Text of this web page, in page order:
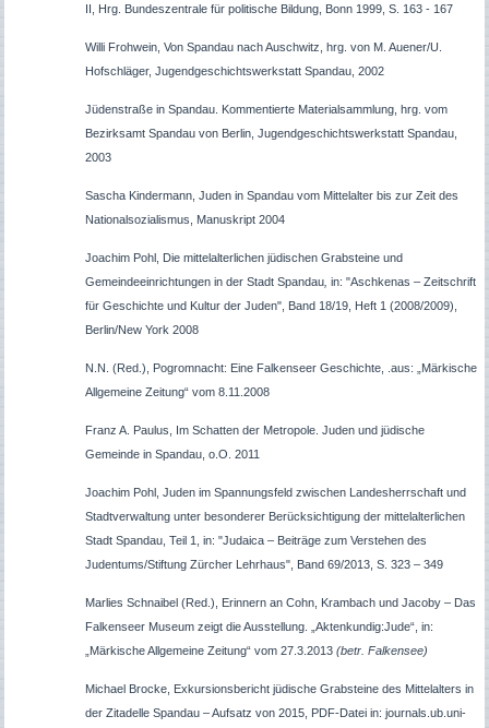
II, Hrg. Bundeszentrale für politische Bildung, Bonn 1999, S. 163 - 167
Willi Frohwein, Von Spandau nach Auschwitz, hrg. von M. Auener/U.
Hofschläger, Jugendgeschichtswerkstatt Spandau, 2002
Jüdenstraße in Spandau. Kommentierte Materialsammlung, hrg. vom
Bezirksamt Spandau von Berlin, Jugendgeschichtswerkstatt Spandau,
2003
Sascha Kindermann, Juden in Spandau vom Mittelalter bis zur Zeit des
Nationalsozialismus, Manuskript 2004
Joachim Pohl, Die mittelalterlichen jüdischen Grabsteine und
Gemeindeeinrichtungen in der Stadt Spandau, in: "Aschkenas – Zeitschrift
für Geschichte und Kultur der Juden", Band 18/19, Heft 1 (2008/2009),
Berlin/New York 2008
N.N. (Red.), Pogromnacht: Eine Falkenseer Geschichte, .aus: „Märkische
Allgemeine Zeitung“ vom 8.11.2008
Franz A. Paulus, Im Schatten der Metropole. Juden und jüdische
Gemeinde in Spandau, o.O. 2011
Joachim Pohl, Juden im Spannungsfeld zwischen Landesherrschaft und
Stadtverwaltung unter besonderer Berücksichtigung der mittelalterlichen
Stadt Spandau, Teil 1, in: "Judaica – Beiträge zum Verstehen des
Judentums/Stiftung Zürcher Lehrhaus", Band 69/2013, S. 323 – 349
Marlies Schnaibel (Red.), Erinnern an Cohn, Krambach und Jacoby – Das
Falkenseer Museum zeigt die Ausstellung. „Aktenkundig:Jude“, in:
„Märkische Allgemeine Zeitung“ vom 27.3.2013 (betr. Falkensee)
Michael Brocke, Exkursionsbericht jüdische Grabsteine des Mittelalters in
der Zitadelle Spandau – Aufsatz von 2015, PDF-Datei in: journals.ub.uni-